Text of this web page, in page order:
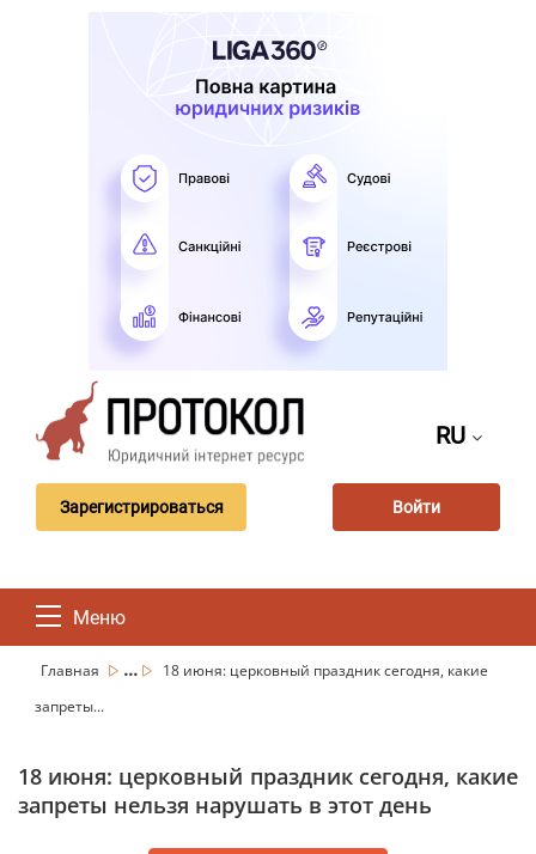
RU
Зарегистрироваться Войти
Меню
Главная ...
18 июня: церковный праздник сегодня, какие
запреты...
18 июня: церковный праздник сегодня, какие
запреты нельзя нарушать в этот день